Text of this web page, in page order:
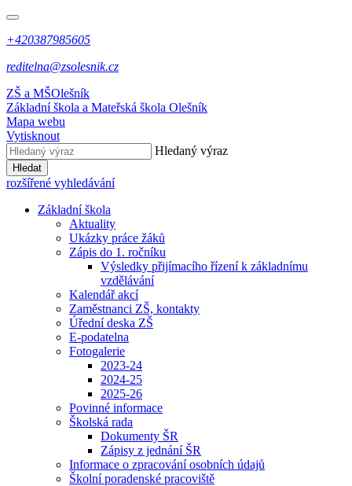
+420387985605
reditelna@zsolesnik.cz
ZŠ a MŠOlešník
Základní škola a Mateřská škola Olešník
Mapa webu
Vytisknout
Hledaný výraz
Hledat
rozšířené vyhledávání
Základní škola
Aktuality
Ukázky práce žáků
Zápis do 1. ročníku
Výsledky přijímacího řízení k základnímu
vzdělávání
Kalendář akcí
Zaměstnanci ZŠ, kontakty
Úřední deska ZŠ
E-podatelna
Fotogalerie
2023-24
2024-25
2025-26
Povinné informace
Školská rada
Dokumenty ŠR
Zápisy z jednání ŠR
Informace o zpracování osobních údajů
Školní poradenské pracoviště